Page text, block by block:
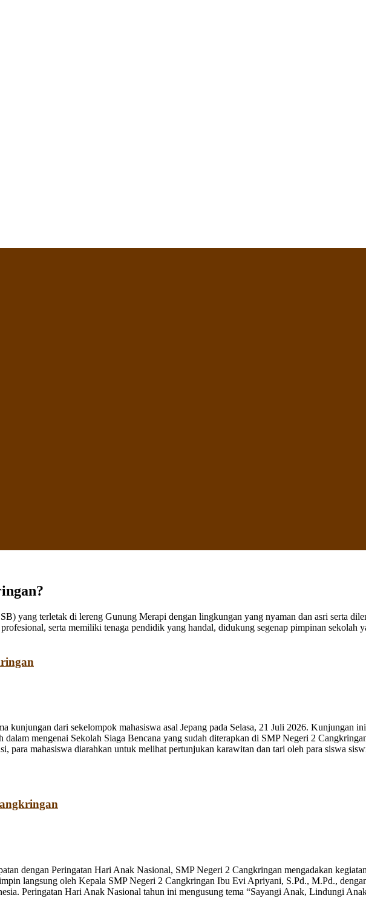
yang terletak di lereng Gunung Merapi dengan lingkungan yang nyaman dan asri serta
serta memiliki tenaga pendidik yang handal, didukung segenap pimpinan sekolah
dari sekelompok mahasiswa asal Jepang pada Selasa, 21 Juli 2026. Kunjungan
dalam mengenai Sekolah Siaga Bencana yang sudah diterapkan di SMP Negeri 2
para mahasiswa diarahkan untuk melihat pertunjukan karawitan dan tari oleh para siswa
dengan Peringatan Hari Anak Nasional, SMP Negeri 2 Cangkringan mengadakan
langsung oleh Kepala SMP Negeri 2 Cangkringan Ibu Evi Apriyani, S.Pd., M.Pd.,
Peringatan Hari Anak Nasional tahun ini mengusung tema “Sayangi Anak, Lindungi